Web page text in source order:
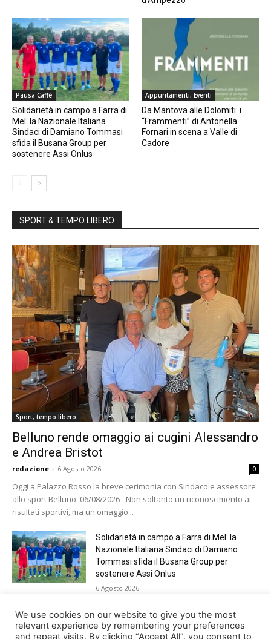
Pausa Caffè
Solidarietà in campo a Farra di
Mel: la Nazionale Italiana
Sindaci di Damiano Tommasi
sfida il Busana Group per
sostenere Assi Onlus
Appuntamenti, Eventi
Da Mantova alle Dolomiti: i
“Frammenti” di Antonella
Fornari in scena a Valle di
Cadore
SPORT & TEMPO LIBERO
Sport, tempo libero
Belluno rende omaggio ai cugini Alessandro
e Andrea Bristot
redazione - 6 Agosto 2026 0
Oggi a Palazzo Rosso la breve cerimonia con Sindaco e assessore
allo sport Belluno, 06/08/2026 - Non soltanto un riconoscimento ai
risultati sportivi, ma un omaggio...
Solidarietà in campo a Farra di Mel: la
Nazionale Italiana Sindaci di Damiano
Tommasi sfida il Busana Group per
sostenere Assi Onlus
6 Agosto 2026
Shade, Dolcenera, Merk&Kremont,
Benji&Fede e molti altri, giovedì sera a
Jesolo con Radio Bella&Monella
We use cookies on our website to give you the most
relevant experience by remembering your preferences
and repeat visits. By clicking “Accept All”, you consent to